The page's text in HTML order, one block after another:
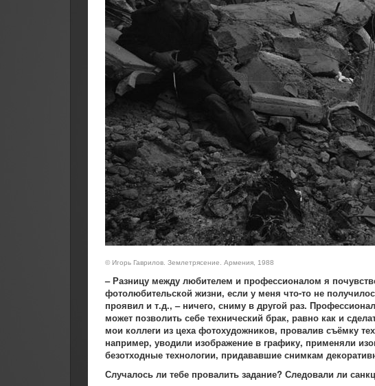
© Игорь Гаврилов. Землетрясение. Армения, 1988
– Разницу между любителем и профессионалом я
фотолюбительской жизни, если у меня что-то не
проявил и т.д., – ничего, сниму в другой раз.
может позволить себе технический брак, равно как и
мои коллеги из цеха фотохудожников, провалив съёмку
например, уводили изображение в графику, применяли
безотходные технологии, придававшие снимкам
Случалось ли тебе провалить задание? Следовали ли